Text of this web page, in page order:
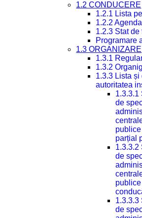
1.2 CONDUCERE
1.2.1 Lista
1.2.2
1.2.3 Stat de
Programare
1.3 ORGANIZARE
1.3.1
1.3.2
1.3.3 Lista
autoritatea
1.3.3.1
de
parțial
1.3.3.2
de
1.3.3.3
de